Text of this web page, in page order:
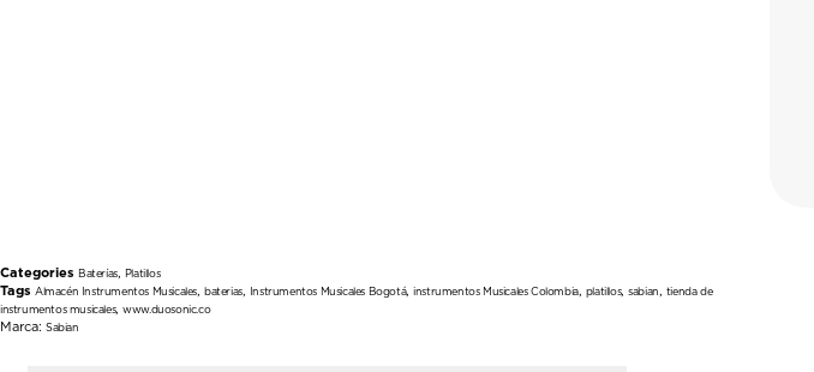
Categories Baterías, Platillos
Tags Almacén Instrumentos Musicales, baterias, Instrumentos Musicales Bogotá,instrumentos Musicales Colombia, platillos,sabian , tienda de
instrumentos musicales,www.duosonic.co
Marca: Sabian